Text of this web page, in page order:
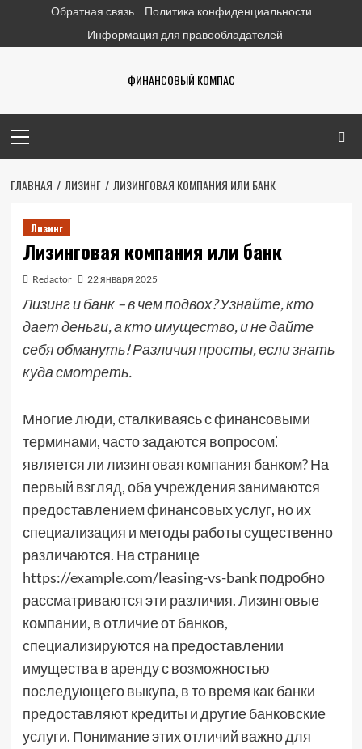
содержимому
Обратная связь
Политика конфиденциальности
Информация для правообладателей
ФИНАНСОВЫЙ КОМПАС
меню
ГЛАВНАЯ ЛИЗИНГ ЛИЗИНГОВАЯ КОМПАНИЯ ИЛИ БАНК
Лизинг
Лизинговая компания или банк
Redactor 22 января 2025
Лизинг и банк – в чем подвох? Узнайте, кто
дает деньги, а кто имущество, и не дайте
себя обмануть! Различия просты, если знать
куда смотреть.
Многие люди, сталкиваясь с финансовыми
терминами, часто задаются вопросом⁚
является ли лизинговая компания банком? На
первый взгляд, оба учреждения занимаются
предоставлением финансовых услуг, но их
специализация и методы работы существенно
различаются. На странице
https://example.com/leasing-vs-bank подробно
рассматриваются эти различия. Лизинговые
компании, в отличие от банков,
специализируются на предоставлении
имущества в аренду с возможностью
последующего выкупа, в то время как банки
предоставляют кредиты и другие банковские
услуги. Понимание этих отличий важно для